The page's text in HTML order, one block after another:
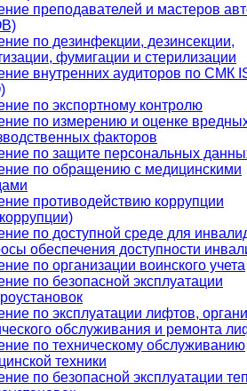
преподавателей и мастеров
по дезинфекции, дезинсекции,
фумигации и стерилизации
внутренних аудиторов по СМК
по экспортному контролю
по измерению и оценке
факторов
по защите персональных
по обращению с медицинскими
противодействию коррупции
по доступной среде для
обеспечения доступности
по организации воинского учета
по безопасной эксплуатации
по эксплуатации лифтов,
обслуживания и ремонта
по техническому обслуживанию
техники
по безопасной эксплуатации